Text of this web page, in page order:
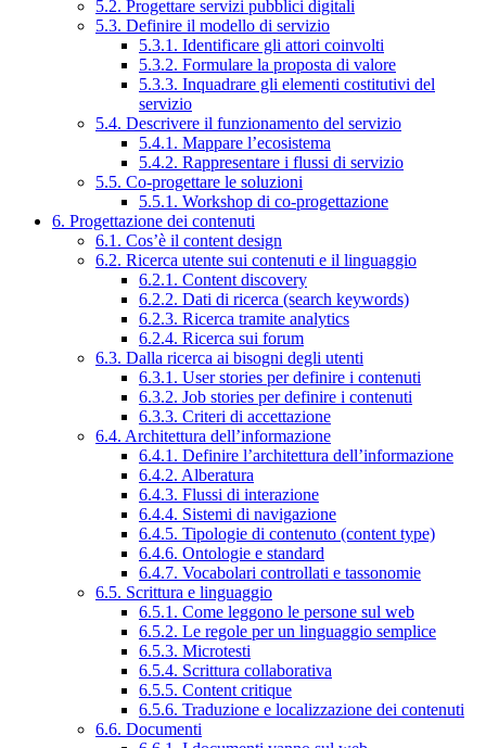
5.2. Progettare servizi pubblici digitali
5.3. Definire il modello di servizio
5.3.1. Identificare gli attori coinvolti
5.3.2. Formulare la proposta di valore
5.3.3. Inquadrare gli elementi costitutivi del
servizio
5.4. Descrivere il funzionamento del servizio
5.4.1. Mappare l’ecosistema
5.4.2. Rappresentare i flussi di servizio
5.5. Co-progettare le soluzioni
5.5.1. Workshop di co-progettazione
6. Progettazione dei contenuti
6.1. Cos’è il content design
6.2. Ricerca utente sui contenuti e il linguaggio
6.2.1. Content discovery
6.2.2. Dati di ricerca (search keywords)
6.2.3. Ricerca tramite analytics
6.2.4. Ricerca sui forum
6.3. Dalla ricerca ai bisogni degli utenti
6.3.1. User stories per definire i contenuti
6.3.2. Job stories per definire i contenuti
6.3.3. Criteri di accettazione
6.4. Architettura dell’informazione
6.4.1. Definire l’architettura dell’informazione
6.4.2. Alberatura
6.4.3. Flussi di interazione
6.4.4. Sistemi di navigazione
6.4.5. Tipologie di contenuto (content type)
6.4.6. Ontologie e standard
6.4.7. Vocabolari controllati e tassonomie
6.5. Scrittura e linguaggio
6.5.1. Come leggono le persone sul web
6.5.2. Le regole per un linguaggio semplice
6.5.3. Microtesti
6.5.4. Scrittura collaborativa
6.5.5. Content critique
6.5.6. Traduzione e localizzazione dei contenuti
6.6. Documenti